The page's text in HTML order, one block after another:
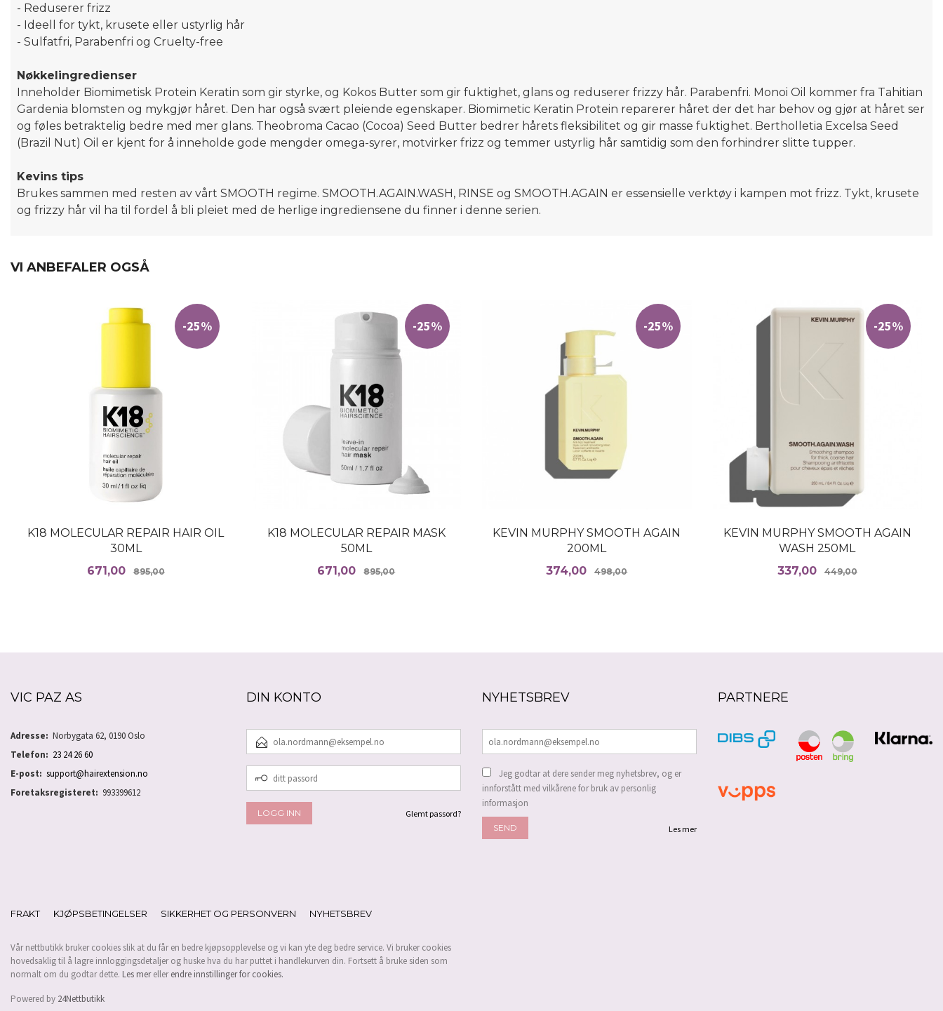
- Reduserer frizz
- Ideell for tykt, krusete eller ustyrlig hår
- Sulfatfri, Parabenfri og Cruelty-free
Nøkkelingredienser
Inneholder Biomimetisk Protein Keratin som gir styrke, og Kokos Butter som gir fuktighet, glans og reduserer frizzy hår. Parabenfri. Monoi Oil kommer fra Tahitian
Gardenia blomsten og mykgjør håret. Den har også svært pleiende egenskaper. Biomimetic Keratin Protein reparerer håret der det har behov og gjør at håret ser
og føles betraktelig bedre med mer glans. Theobroma Cacao (Cocoa) Seed Butter bedrer hårets fleksibilitet og gir masse fuktighet. Bertholletia Excelsa Seed
(Brazil Nut) Oil er kjent for å inneholde gode mengder omega-syrer, motvirker frizz og temmer ustyrlig hår samtidig som den forhindrer slitte tupper.
Kevins tips
Brukes sammen med resten av vårt SMOOTH regime. SMOOTH.AGAIN.WASH, RINSE og SMOOTH.AGAIN er essensielle verktøy i kampen mot frizz. Tykt, krusete
og frizzy hår vil ha til fordel å bli pleiet med de herlige ingrediensene du finner i denne serien.
VI ANBEFALER OGSÅ
K18 MOLECULAR REPAIR HAIR OIL
30ML
Tilbud
671,00 895,00Rabatt
-25%
K18 MOLECULAR REPAIR MASK
50ML
Tilbud
671,00 895,00Rabatt
-25%
KEVIN MURPHY SMOOTH AGAIN
200ML
Tilbud
374,00 498,00Rabatt
-25%
KEVIN MURPHY SMOOTH AGAIN
WASH 250ML
Tilbud
337,00 449,00Rabatt
-25%
VIC PAZ AS
Adresse: Norbygata 62, 0190 Oslo
Telefon: 23 24 26 60
E-post: support@hairextension.no
Foretaksregisteret: 993399612
DIN KONTO
POSTADRESSE
PASSORD
Glemt passord?
NYHETSBREV
Jeg godtar at dere sender meg nyhetsbrev, og er
innforstått med vilkårene for bruk av personlig
informasjon
Les mer
PARTNERE
FRAKT KJØPSBETINGELSER SIKKERHET OG PERSONVERN NYHETSBREV
Vår nettbutikk bruker cookies slik at du får en bedre kjøpsopplevelse og vi kan yte deg bedre service. Vi bruker cookies
hovedsaklig til å lagre innloggingsdetaljer og huske hva du har puttet i handlekurven din. Fortsett å bruke siden som
normalt om du godtar dette. Les merellerendre innstillinger for cookies.
Powered by 24Nettbutikk